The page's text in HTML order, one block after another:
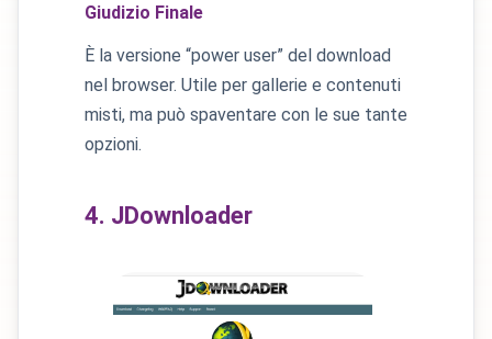
Giudizio Finale
È la versione “power user” del download
nel browser. Utile per gallerie e contenuti
misti, ma può spaventare con le sue tante
opzioni.
4. JDownloader